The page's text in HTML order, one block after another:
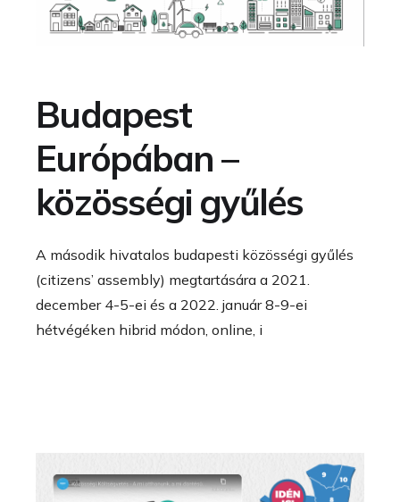
Budapest
Európában –
közösségi gyűlés
A második hivatalos budapesti közösségi gyűlés
(citizens’ assembly) megtartására a 2021.
december 4-5-ei és a 2022. január 8-9-ei
hétvégéken hibrid módon, online, i